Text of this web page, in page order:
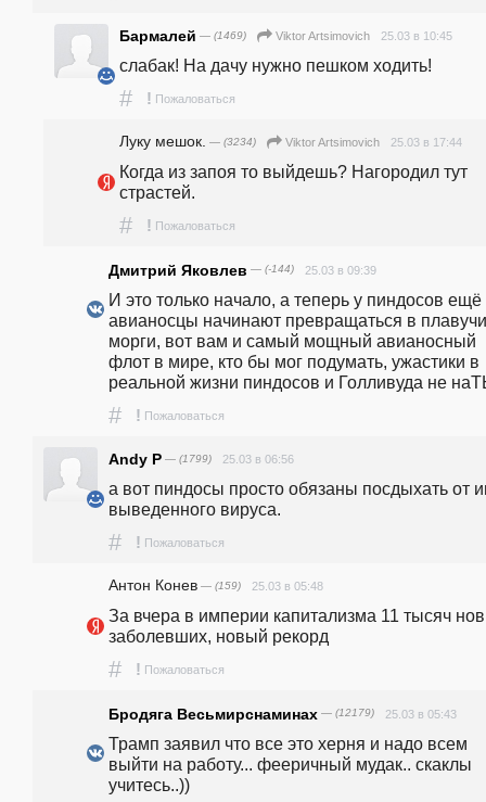
Бармалей — (1469) Viktor Artsimovich 25.03 в 10:45
слабак! На дачу нужно пешком ходить!
# ! Пожаловаться
Луку мешок. — (3234) Viktor Artsimovich 25.03 в 17:44
Когда из запоя то выйдешь? Нагородил тут
страстей.
# ! Пожаловаться
Дмитрий Яковлев — (-144) 25.03 в 09:39
И это только начало, а теперь у пиндосов ещё
авианосцы начинают превращаться в
морги, вот вам и самый мощный авианосный
флот в мире, кто бы мог подумать, ужастики в
реальной жизни пиндосов и Голливуда не
# ! Пожаловаться
Andy P — (1799) 25.03 в 06:56
а вот пиндосы просто обязаны посдыхать от
выведенного вируса.
# ! Пожаловаться
Антон Конев — (159) 25.03 в 05:48
За вчера в империи капитализма 11 тысяч
заболевших, новый рекорд
# ! Пожаловаться
Бродяга Весьмирснаминах — (12179) 25.03 в 05:43
Трамп заявил что все это херня и надо всем
выйти на работу... фееричный мудак.. скаклы
учитесь..))